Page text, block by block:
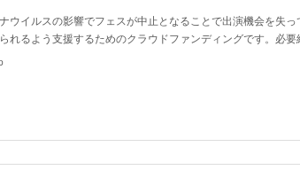
ウイルスの影響でフェスが中止となることで出演機会を失
れるよう支援するためのクラウドファンディングです。必